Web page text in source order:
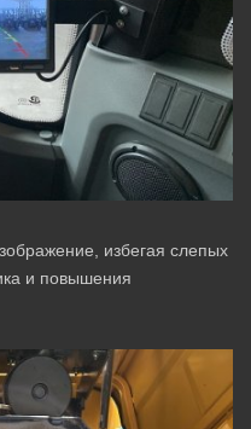
избегая слепых
и повышения